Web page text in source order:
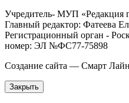
Учредитель- МУП «Редакция
Главный редактор: Фатеева
Регистрационный орган -
номер: ЭЛ №ФС77-75898
Создание сайта — Смарт Лайн
Закрыть